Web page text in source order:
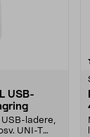
USB-
USB-ladere,
UNI-T